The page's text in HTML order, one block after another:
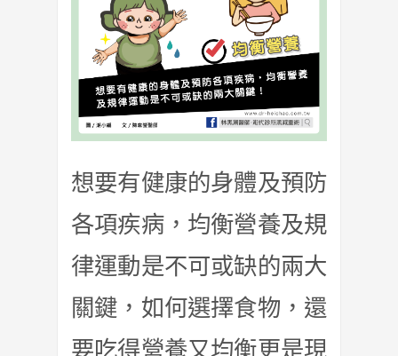
想要有健康的身體及預防
各項疾病，均衡營養及規
律運動是不可或缺的兩大
關鍵，如何選擇食物，還
要吃得營養又均衡更是現